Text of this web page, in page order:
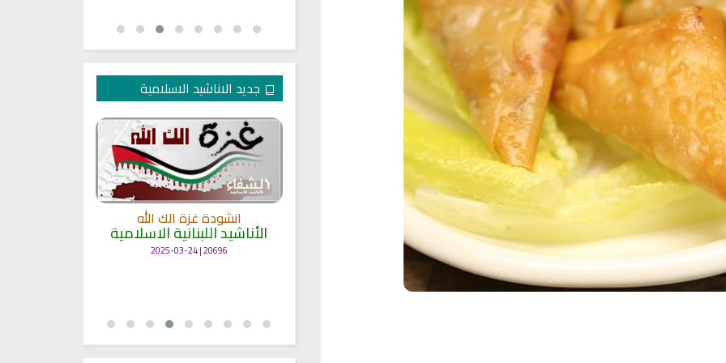
جديد الاناشيد الاسلامية
انشودة مشاعل الشمال
فريق أجناد للفن الاسلامي
21755 | 2025-05-04
انشودة لم الشمل
أناشيد غزة
19376 | 2025-04-09
انشودة غزة الك الله
الأناشيد اللبنانية الاسلامية
20696 | 2025-03-24